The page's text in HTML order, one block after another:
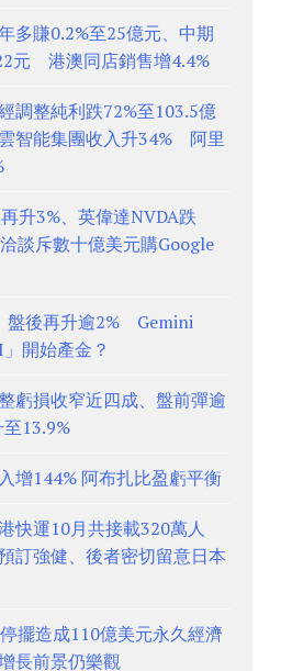
多賺0.2%至25億元、中期
元 港澳同店銷售增4.4%
調整純利跌72%至103.5億
智能集團收入升34% 阿里
升3%、英偉達NVDA跌
談斥數十億美元購Google
盤後再升逾2% Gemini
開始產金？
虧損收窄近四成、盤前彈逾
13.9%
增144% 阿布扎比盈虧平衡
快運10月共接載320萬人
訂強健、後者密切留意日本
擺造成110億美元永久經濟
長前景仍樂觀